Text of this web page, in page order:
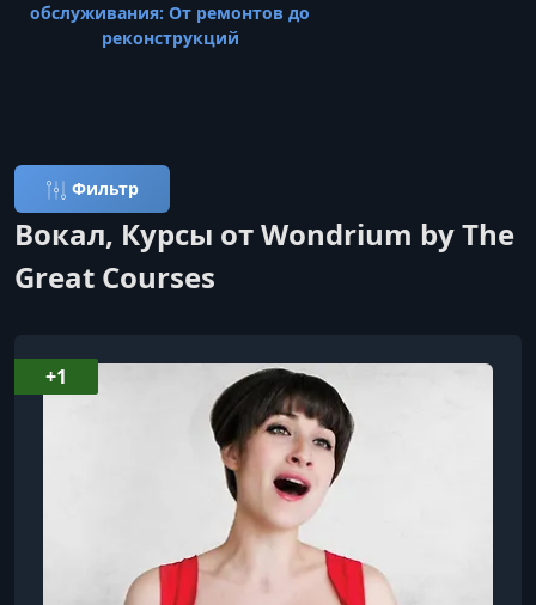
обслуживания: От ремонтов до
реконструкций
Фильтр
Вокал, Курсы от Wondrium by The
Great Courses
+1